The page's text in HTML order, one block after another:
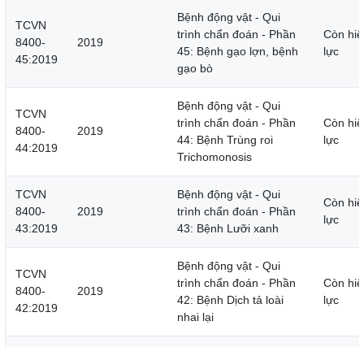
TCVN
8400-
45:2019
2019
Bệnh động vật - Qui
trình chẩn đoán - Phần
45: Bệnh gạo lợn, bệnh
gạo bò
Còn
lực
TCVN
8400-
44:2019
2019
Bệnh động vật - Qui
trình chẩn đoán - Phần
44: Bệnh Trùng roi
Trichomonosis
Còn
lực
TCVN
8400-
43:2019
2019
Bệnh động vật - Qui
trình chẩn đoán - Phần
43: Bệnh Lưỡi xanh
Còn
lực
TCVN
8400-
42:2019
2019
Bệnh động vật - Qui
trình chẩn đoán - Phần
42: Bệnh Dịch tả loài
nhai lại
Còn
lực